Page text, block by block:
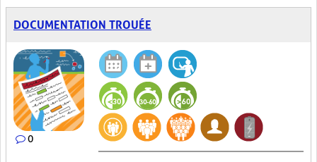
DOCUMENTATION TROUÉE
0